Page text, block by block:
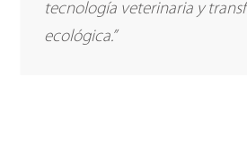
tecnología veterinaria y
ecológica.”